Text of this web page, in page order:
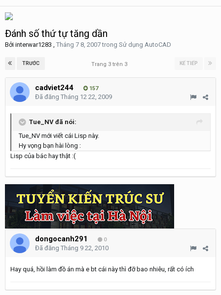
Đánh số thứ tự tăng dần
Bởi interwar1283 , Tháng 7 8, 2007trong Sử dụng AutoCAD
TRƯỚC KẾ TIẾP
Trang 3 trên 3
cadviet244 157
Đã đăng Tháng 12 22, 2009
Tue_NV đã nói:
Tue_NV mới viết cái Lisp này.
Hy vọng bạn hài lòng :
Lisp của bác hay thật :(
dongocanh291 0
Đã đăng Tháng 9 22, 2010
Hay quá, hồi làm đồ án mà e bt cái này thì đỡ bao nhiêu, rất có ích